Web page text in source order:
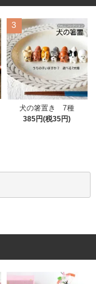
3
犬の箸置き 7種
385円(税35円)